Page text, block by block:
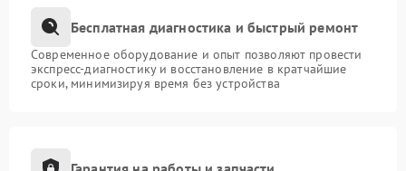
Бесплатная диагностика и быстрый ремонт
Современное оборудование и опыт позволяют провести
экспресс-диагностику и восстановление в кратчайшие
сроки, минимизируя время без устройства